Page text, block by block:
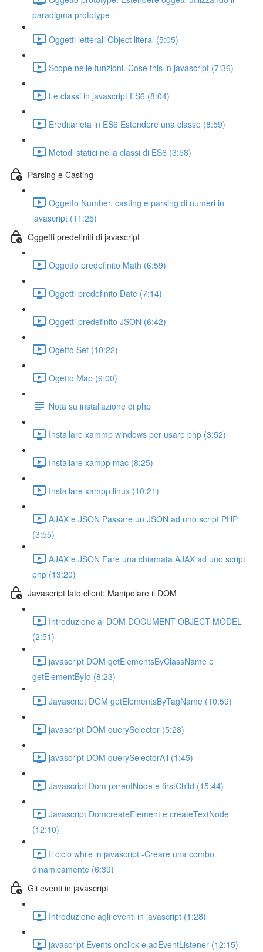
paradigma prototype
Oggetti letterali Object literal (5:05)
Scope nelle funzioni. Cose this in javascript (7:36)
Le classi in javascript ES6 (8:04)
Ereditarieta in ES6 Estendere una classe (8:59)
Metodi statici nella classi di ES6 (3:58)
Parsing e Casting
Oggetto Number, casting e parsing di numeri in
javascript (11:25)
Oggetti predefiniti di javascript
Oggetto predefinito Math (6:59)
Oggetti predefinito Date (7:14)
Oggetti predefinito JSON (6:42)
Ogetto Set (10:22)
Ogetto Map (9:00)
Nota su installazione di php
Installare xammp windows per usare php (3:52)
Installare xampp mac (8:25)
Installare xampp linux (10:21)
AJAX e JSON Passare un JSON ad uno script PHP
(3:55)
AJAX e JSON Fare una chiamata AJAX ad uno script
php (13:20)
Javascript lato client: Manipolare il DOM
Introduzione al DOM DOCUMENT OBJECT MODEL
(2:51)
javascript DOM getElementsByClassName e
getElementById (8:23)
Javascript DOM getElementsByTagName (10:59)
javascript DOM querySelector (5:28)
javascript DOM querySelectorAll (1:45)
Javascript Dom parentNode e firstChild (15:44)
Javascript DomcreateElement e createTextNode
(12:10)
Il ciclo while in javascript -Creare una combo
dinamicamente (6:39)
Gli eventi in javascript
Introduzione agli eventi in javascript (1:28)
javascript Events onclick e adEventListener (12:15)